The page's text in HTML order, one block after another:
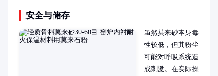
安全与储存
虽然莫来砂本身毒
性较低，但其粉尘
可能对呼吸系统造
成刺激。在实际操